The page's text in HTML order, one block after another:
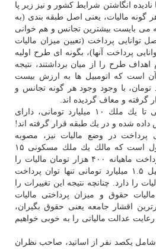
نادیده انگاشتن شرایط كشور و نیز زیر پا
گونه مالیات، یعنی اصل طبقه بندی (به
می بایست بیشترین تجانس و هم خوانی
توانایی پرداخت (تعیین میزان مالیات
پرداخت آنها)، بگونه ای طرح اولیه
اهداف طرح را از میان برداشتند، نتیجه
آن است كه اتومبیل ها به ارزش بیست
تومان، با وجود وجود هر گونه تجانس و
گرفته و معاف گردیده اند.
املاك از یك ملك روستایی تا یك ملك ۱۰ میلیارد تومانی، دارای
شده و در یك طبقه قرار گرفته اند!
پرداخت در وضع مالیات نیز، مصوبه
كمیسیون تلفیق بدین مدلول است كه مالك یك ملك مسكونی ۱۵
میلیارد تومانی تنها توان پرداخت ماهیانه ۴۰۰ هزار تومان مالیات را
دارد و یا صاحب یك اتومبیل ۱.۵ میلیارد تومانی تنها توان پرداخت
مالیات را دارد. چنانچه نتیجه این تغییرات را
حقوق و میزان پرداختی مالیات
اقشار جامعه یعنی حقوق بگیران،
عدالت مالیاتی را به خوبی خواهیم
شامل یكصد نفر از اساتید، صاحب نظران